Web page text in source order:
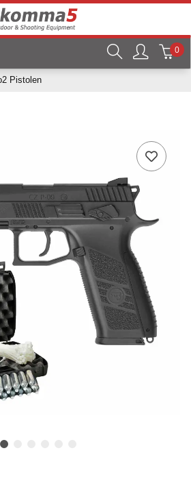
0
Pistolen